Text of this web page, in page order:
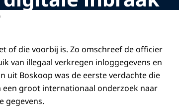
of die voorbij is. Zo omschreef de officier
van illegaal verkregen inloggegevens en
uit Boskoop was de eerste verdachte die
groot internationaal onderzoek naar
gegevens.